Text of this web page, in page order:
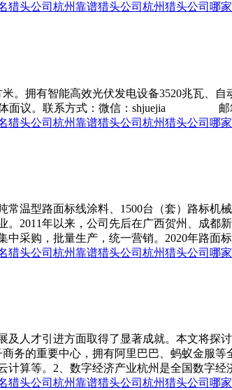
猎头公司 杭州靠谱猎头公司 杭州猎头公司哪
。拥有智能高效光伏发电设备3520兆瓦、自
具体面议。联系方式：微信：shjuejia 邮
猎头公司 杭州靠谱猎头公司 杭州猎头公司哪
温型路面标线涂料、1500台（套）路标机
2011年以来，公司先后在广西贺州、成都
采购，批量生产，统一营销。2020年路面标
猎头公司 杭州靠谱猎头公司 杭州猎头公司哪
人才引进方面取得了显著成就。本文将探
务的重要中心，拥有阿里巴巴、蚂蚁金服
算等。2、数字经济产业杭州是全国数字经
猎头公司 杭州靠谱猎头公司 杭州猎头公司哪